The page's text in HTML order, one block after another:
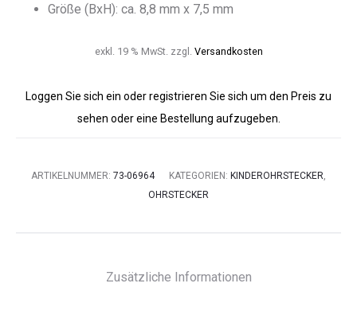
Größe (BxH): ca. 8,8 mm x 7,5 mm
exkl. 19 % MwSt. zzgl. Versandkosten
Loggen Sie sich ein oder registrieren Sie sich um den Preis zu
sehen oder eine Bestellung aufzugeben.
ARTIKELNUMMER: 73-06964 KATEGORIEN: KINDEROHRSTECKER,
OHRSTECKER
Zusätzliche Informationen